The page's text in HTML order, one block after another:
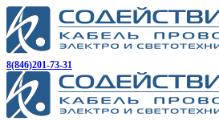
8(846)201-73-31